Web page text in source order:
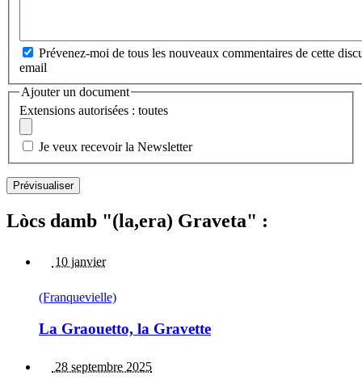
Prévenez-moi de tous les nouveaux commentaires de cette
email
Ajouter un document
Extensions autorisées : toutes
Je veux recevoir la Newsletter
Lòcs damb "(la,era) Graveta" :
10 janvier
(Franquevielle)
La Graouetto, la Gravette
28 septembre 2025